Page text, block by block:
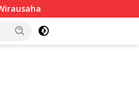
Puluhan Tenant